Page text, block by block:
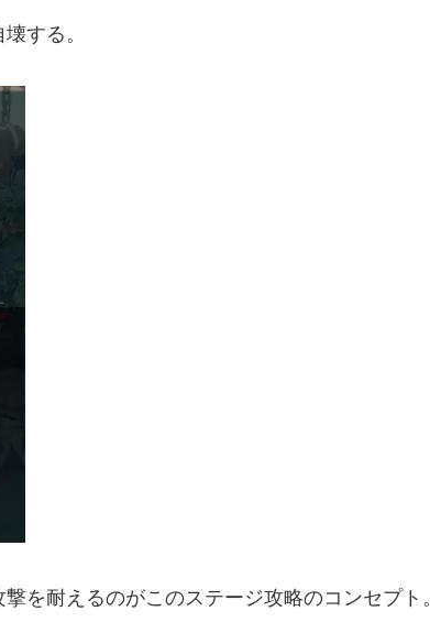
する。
を耐えるのがこのステージ攻略のコンセプト。